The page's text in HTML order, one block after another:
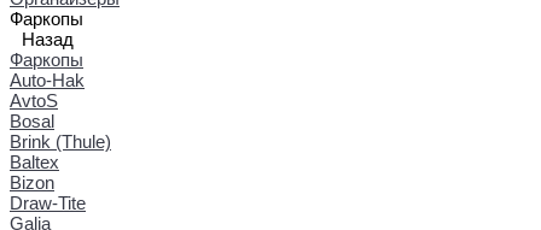
Фаркопы
Назад
Фаркопы
Auto-Hak
AvtoS
Bosal
Brink (Thule)
Baltex
Bizon
Draw-Tite
Galia